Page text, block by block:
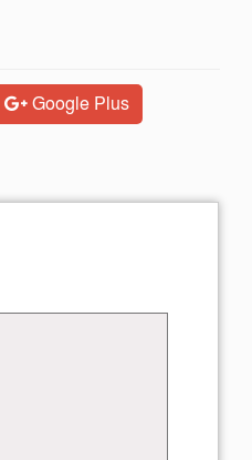
Google Plus